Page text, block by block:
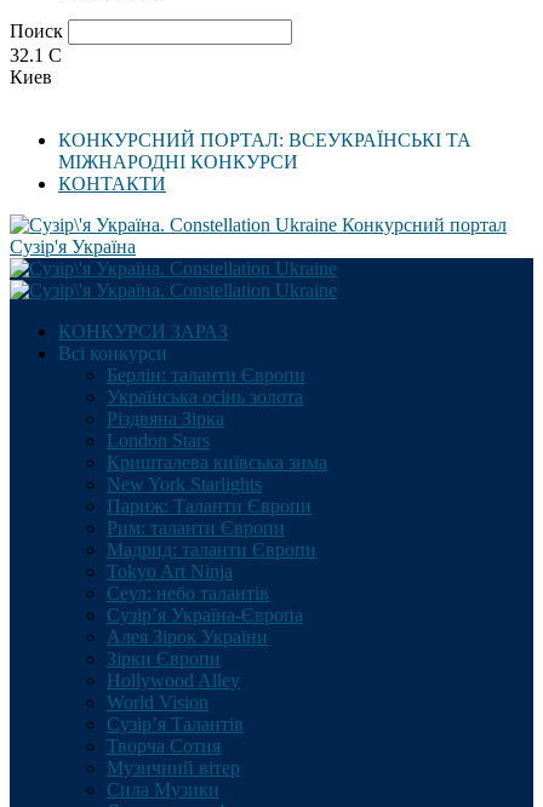
Поиск
32.1 C
Киев
КОНКУРСНИЙ ПОРТАЛ: ВСЕУКРАЇНСЬКІ ТА
МІЖНАРОДНІ КОНКУРСИ
КОНТАКТИ
Конкурсний портал
Сузір'я Україна
КОНКУРСИ ЗАРАЗ
Всі конкурси
Берлін: таланти Європи
Українська осінь золота
Різдвяна Зірка
London Stars
Кришталева київська зима
New York Starlights
Париж: Таланти Європи
Рим: таланти Європи
Мадрид: таланти Європи
Tokyo Art Ninja
Сеул: небо талантів
Сузір’я Україна-Європа
Алея Зірок України
Зірки Європи
Hollywood Alley
World Vision
Сузір’я Талантів
Творча Сотня
Музичний вітер
Сила Музики